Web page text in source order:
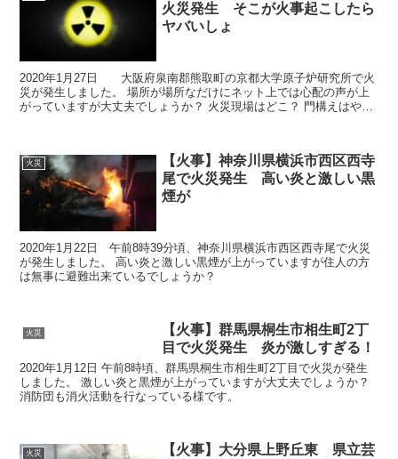
火災発生 そこが火事起こしたら
ヤバいしょ
2020年1月27日 大阪府泉南郡熊取町の京都大学原子炉研究所で火
災が発生しました。 場所が場所なだけにネット上では心配の声が上
がっていますが大丈夫でしょうか？ 火災現場はどこ？ 門構えはやは
火災
【火事】神奈川県横浜市西区西寺
尾で火災発生 高い炎と激しい黒
煙が
2020年1月22日 午前8時39分頃、神奈川県横浜市西区西寺尾で火災
が発生しました。 高い炎と激しい黒煙が上がっていますが住人の方
は無事に避難出来ているでしょうか？
火災
【火事】群馬県桐生市相生町2丁
目で火災発生 炎が激しすぎる！
2020年1月12日 午前8時頃、群馬県桐生市相生町2丁目で火災が発生
しました。 激しい炎と黒煙が上がっていますが大丈夫でしょうか？
消防団も消火活動を行なっている様です。
火災
【火事】大分県上野丘東 県立芸